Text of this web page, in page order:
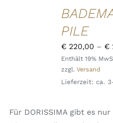
VARIANTEN
AUF
DER
PILE
€220,00 – €
Enthält 19%
zzgl. Versand
Lieferzeit: ca.
Für DORISSIMA gibt es nur